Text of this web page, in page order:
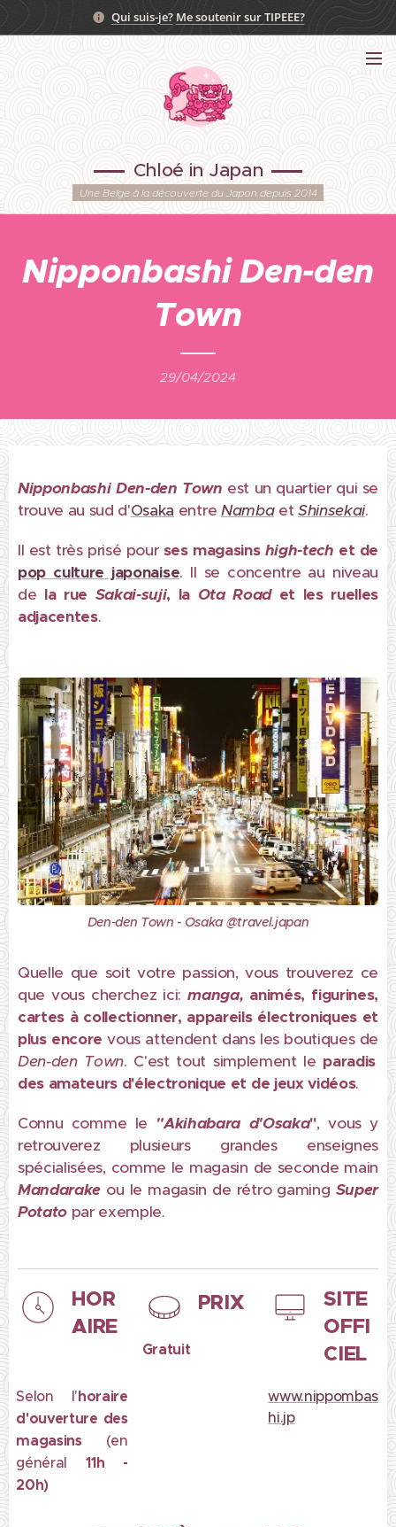
Qui suis-je? Me soutenir sur TIPEEE?
Chloé in Japan
Une Belge à la découverte du Japon depuis 2014
Nipponbashi Den-den
Town
29/04/2024
Nipponbashi Den-den Town est un quartier qui se
trouve au sud d'Osaka entre NambaetShinsekai.
Il est très prisé pour ses magasins high-tech et de
pop culture japonaise. Il se concentre au niveau
de la rue Sakai-suji, la Ota Roadet les ruelles
adjacentes.
Den-den Town - Osaka @travel.japan
Quelle que soit votre passion, vous trouverez ce
que vous cherchez ici:manga, animés, figurines,
cartes à collectionner, appareils électroniques et
plus encore vous attendent dans les boutiques de
Den-den Town. C'est tout simplement le paradis
des amateurs d'électronique et de jeux vidéos.
Connu comme le "Akihabara d'Osaka", vous y
retrouverez plusieurs grandes enseignes
spécialisées, comme le magasin de seconde main
Mandarake ou le magasin de rétro gaming Super
Potato par exemple.
HOR
AIRE
Selon l'horaire
d'ouverture des
magasins (en
général11h -
20h)
PRIX
Gratuit
SITE
OFFI
CIEL
www.nippombas
hi.jp